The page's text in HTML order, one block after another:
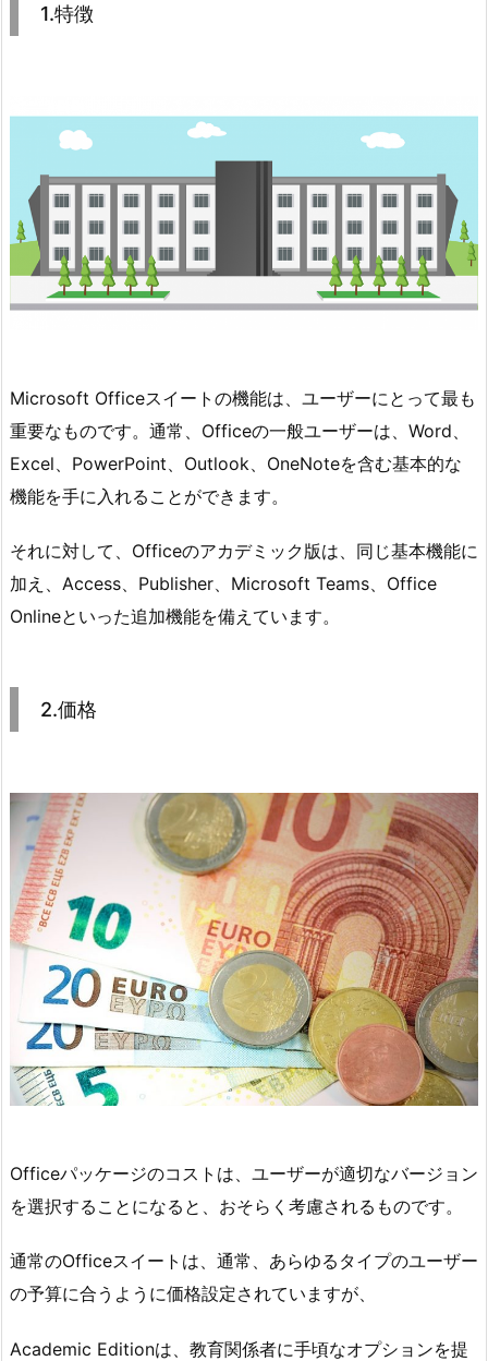
1.特徴
Microsoft Officeスイートの機能は、ユーザーにとって最も
重要なものです。通常、Officeの一般ユーザーは、Word、
Excel、PowerPoint、Outlook、OneNoteを含む基本的な
機能を手に入れることができます。
それに対して、Officeのアカデミック版は、同じ基本機能に
加え、Access、Publisher、Microsoft Teams、Office
Onlineといった追加機能を備えています。
2.価格
Officeパッケージのコストは、ユーザーが適切なバージョン
を選択することになると、おそらく考慮されるものです。
通常のOfficeスイートは、通常、あらゆるタイプのユーザー
の予算に合うように価格設定されていますが、
Academic Editionは、教育関係者に手頃なオプションを提